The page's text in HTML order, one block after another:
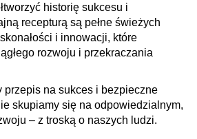
historię sukcesu i
recepturą są pełne świeżych
i innowacji, które
rozwoju i przekraczania
przepis na sukces i bezpieczne
skupiamy się na odpowiedzialnym,
– z troską o naszych ludzi.